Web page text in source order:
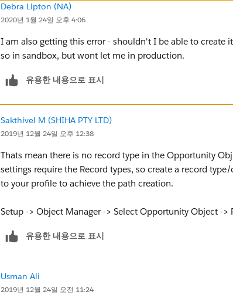
Debra Lipton (NA)
2020년 1월 24일 오후 4:06
I am also getting this error - shouldn't I be able to create
so in sandbox, but wont let me in production.
유용한 내용으로 표시
Sakthivel M (SHIHA PTY LTD)
2019년 12월 24일 오후 12:38
Thats mean there is no record type in the Opportunity
settings require the Record types, so create a record
to your profile to achieve the path creation.
Setup -> Object Manager -> Select Opportunity Object ->
유용한 내용으로 표시
Usman Ali
2019년 12월 24일 오전 11:24